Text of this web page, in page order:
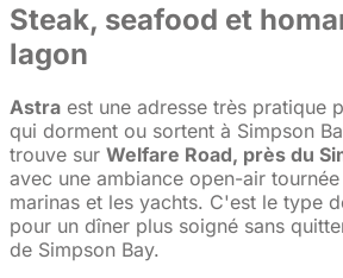
Steak, seafood et
lagon
Astra est une adresse très pratique
qui dorment ou sortent à Simpson
trouve sur Welfare Road, près du
avec une ambiance open-air
marinas et les yachts. C'est le type
pour un dîner plus soigné sans
de Simpson Bay.